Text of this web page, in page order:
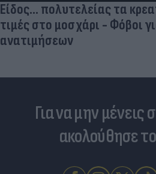
Είδος... πολυτελείας τα
τιμές στο μοσχάρι - Φόβοι
ανατιμήσεων
Για να μην μένεις
ακολούθησε